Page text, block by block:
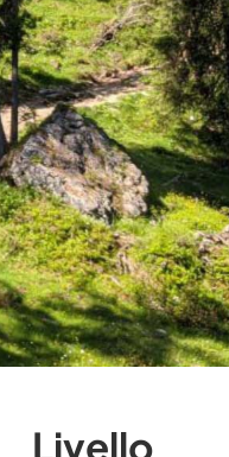
Livello